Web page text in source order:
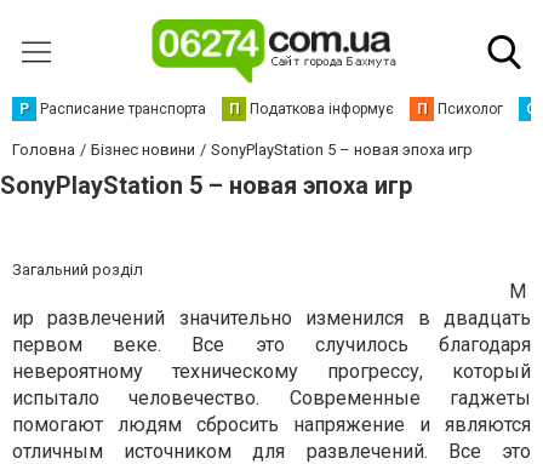
Р Расписание транспорта П Податкова інформує П Психолог С
Головна Бізнес новини SonyPlayStation 5 – новая эпоха игр
SonyPlayStation 5 – новая эпоха игр
Загальний розділ
М
ир развлечений значительно изменился в двадцать
первом веке. Все это случилось благодаря
невероятному техническому прогрессу, который
испытало человечество. Современные гаджеты
помогают людям сбросить напряжение и являются
отличным источником для развлечений. Все это